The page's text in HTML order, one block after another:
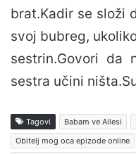
brat.Kadir se složi
svoj bubreg,
sestrin.Govori da
sestra učini
Tagovi Babam ve Ailesi
Obitelj mog oca epizode online